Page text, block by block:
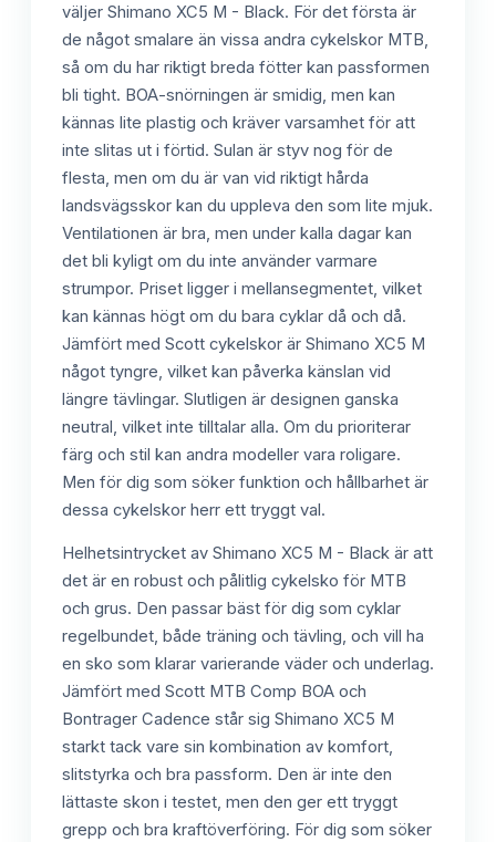
väljer Shimano XC5 M - Black. För det första är
de något smalare än vissa andra cykelskor MTB,
så om du har riktigt breda fötter kan passformen
bli tight. BOA-snörningen är smidig, men kan
kännas lite plastig och kräver varsamhet för att
inte slitas ut i förtid. Sulan är styv nog för de
flesta, men om du är van vid riktigt hårda
landsvägsskor kan du uppleva den som lite mjuk.
Ventilationen är bra, men under kalla dagar kan
det bli kyligt om du inte använder varmare
strumpor. Priset ligger i mellansegmentet, vilket
kan kännas högt om du bara cyklar då och då.
Jämfört med Scott cykelskor är Shimano XC5 M
något tyngre, vilket kan påverka känslan vid
längre tävlingar. Slutligen är designen ganska
neutral, vilket inte tilltalar alla. Om du prioriterar
färg och stil kan andra modeller vara roligare.
Men för dig som söker funktion och hållbarhet är
dessa cykelskor herr ett tryggt val.
Helhetsintrycket av Shimano XC5 M - Black är att
det är en robust och pålitlig cykelsko för MTB
och grus. Den passar bäst för dig som cyklar
regelbundet, både träning och tävling, och vill ha
en sko som klarar varierande väder och underlag.
Jämfört med Scott MTB Comp BOA och
Bontrager Cadence står sig Shimano XC5 M
starkt tack vare sin kombination av komfort,
slitstyrka och bra passform. Den är inte den
lättaste skon i testet, men den ger ett tryggt
grepp och bra kraftöverföring. För dig som söker